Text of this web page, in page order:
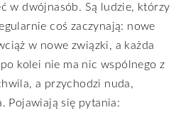
w dwójnasób. Są ludzie, którzy
coś zaczynają: nowe
w nowe związki, a każda
kolei nie ma nic wspólnego z
a przychodzi nuda,
Pojawiają się pytania: